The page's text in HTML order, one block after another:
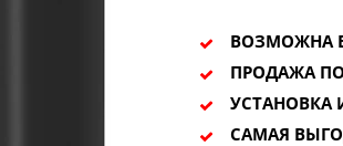
ВОЗМОЖНА
ПРОДАЖА ПО
УСТАНОВКА
САМАЯ